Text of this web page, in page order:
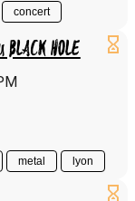
concert
HOLE
metal lyon